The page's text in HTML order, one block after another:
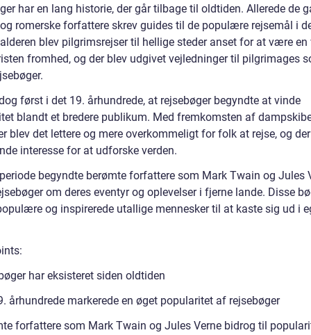
har en lang historie, der går tilbage til oldtiden. Allerede de
romerske forfattere skrev guides til de populære rejsemål i
blev pilgrimsrejser til hellige steder anset for at være
fromhed, og der blev udgivet vejledninger til pilgrimages
først i det 19. århundrede, at rejsebøger begyndte at vinde
blandt et bredere publikum. Med fremkomsten af
blev det lettere og mere overkommeligt for folk at rejse, og
interesse for at udforske verden.
begyndte berømte forfattere som Mark Twain og Jules
om deres eventyr og oplevelser i fjerne lande. Disse
og inspirerede utallige mennesker til at kaste sig ud i
har eksisteret siden oldtiden
århundrede markerede en øget popularitet af rejsebøger
forfattere som Mark Twain og Jules Verne bidrog til